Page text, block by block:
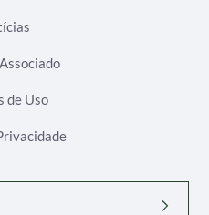
de Uso